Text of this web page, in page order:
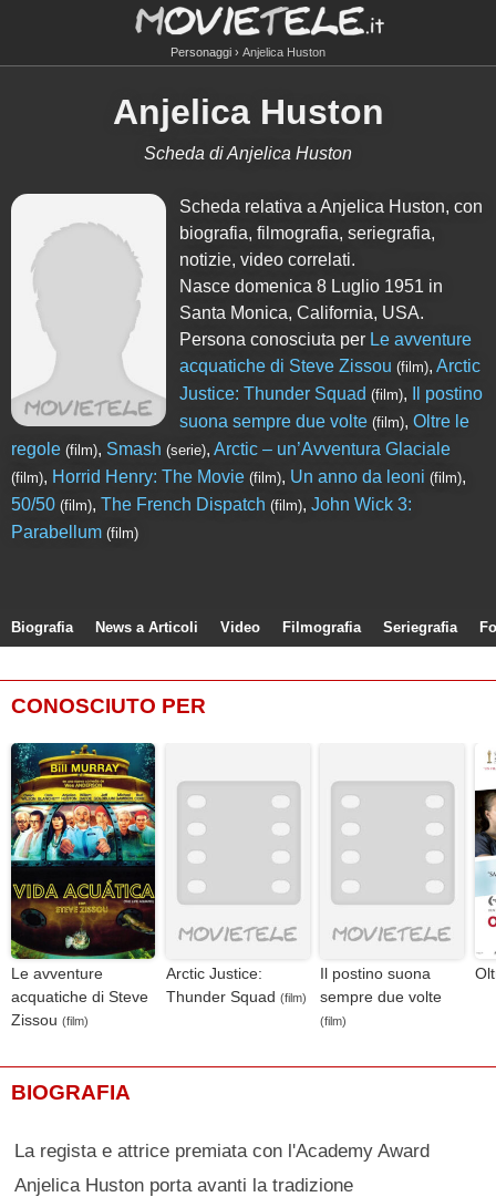
Personaggi Anjelica Huston
Anjelica Huston
Scheda di Anjelica Huston
Scheda relativa a Anjelica Huston, con
biografia, filmografia, seriegrafia,
notizie, video correlati.
Nasce domenica 8 Luglio 1951 in
Santa Monica, California, USA.
Persona conosciuta per Le avventure
acquatiche di Steve Zissou (film),Arctic
Justice: Thunder Squad (film),
Il postino
suona sempre due volte (film),Oltre le
regole (film), Smash (serie), Arctic – un’Avventura Glaciale
(film), Horrid Henry: The Movie (film), Un anno da leoni (film),
50/50 (film), The French Dispatch (film), John Wick 3:
Parabellum (film)
Biografia News a Articoli Video Filmografia Seriegrafia
CONOSCIUTO PER
Le avventure
acquatiche di Steve
Zissou (film)
Arctic Justice:
Thunder Squad (film)
Il postino suona
sempre due volte
(film)
BIOGRAFIA
La regista e attrice premiata con l'Academy Award
Anjelica Huston porta avanti la tradizione